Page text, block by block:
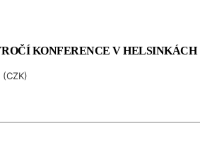
KONFERENCE V HELSINKÁCH
(CZK)